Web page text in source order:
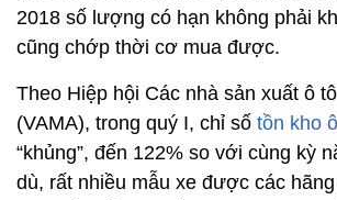
2018 số lượng có hạn không phải
cũng chớp thời cơ mua được.
Theo Hiệp hội Các nhà sản xuất ô
(VAMA), trong quý I, chỉ số tồn kho
“khủng”, đến 122% so với cùng kỳ
dù, rất nhiều mẫu xe được các